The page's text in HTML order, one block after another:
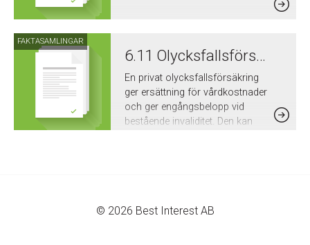
FAKTASAMLINGAR
6.11 Olycksfallsförsäkring
En privat olycksfallsförsäkring
ger ersättning för vårdkostnader
och ger engångsbelopp vid
bestående invaliditet. Den kan
© 2026 Best Interest AB